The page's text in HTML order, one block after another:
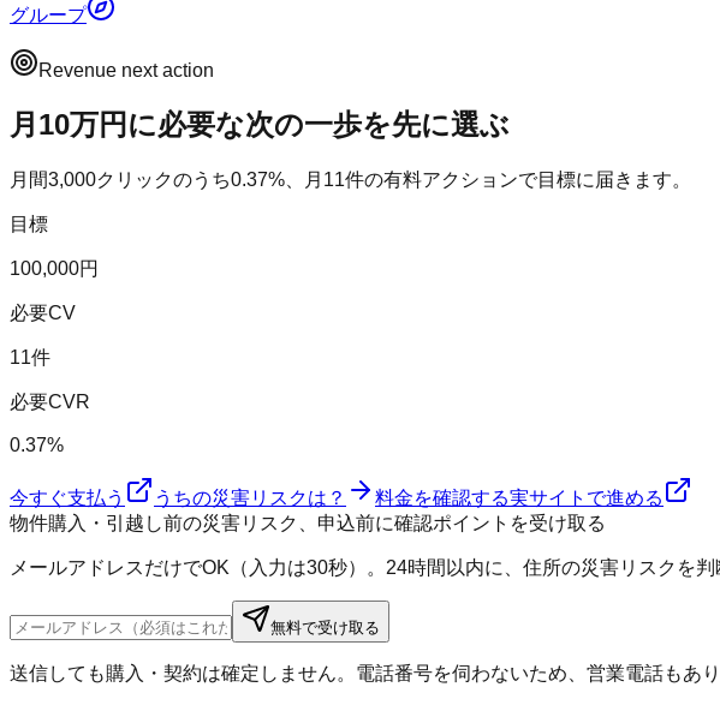
グループ
Revenue next action
月10万円に必要な次の一歩を先に選ぶ
月間3,000クリックのうち0.37%、月 11件の有料アクションで目標に届きます。
目標
100,000円
必要CV
11件
必要CVR
0.37%
今すぐ支払う うちの災害リスクは？ 料金を確認する実サイトで進める
物件購入・引越し前の災害リスク、申込前に確認ポイントを受け取る
メールアドレスだけでOK（入力は30秒）。24時間以内に、住所の災害リスクを
無料で受け取る
送信しても購入・契約は確定しません。電話番号を伺わないため、営業電話もあ